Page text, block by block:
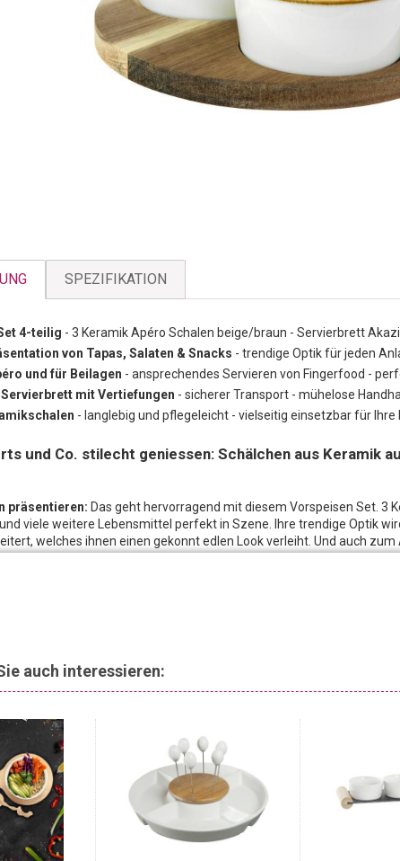
SPEZIFIKATION
4-teilig - 3 Keramik Apéro Schalen beige/braun - Servierbrett
von Tapas, Salaten & Snacks - trendige Optik für jeden
und für Beilagen - ansprechendes Servieren von Fingerfood -
mit Vertiefungen - sicherer Transport - mühelose
- langlebig und pflegeleicht - vielseitig einsetzbar für Ihre
und Co. stilecht geniessen: Schälchen aus Keramik
präsentieren: Das geht hervorragend mit diesem Vorspeisen Set. 3
viele weitere Lebensmittel perfekt in Szene. Ihre trendige Optik
welches ihnen einen gekonnt edlen Look verleiht. Und auch zum
Die Schälchen mit Brett sind aufgrund ihrer Grösse und ihrer Form
Set werden Snacks und andere Köstlichkeiten stilvoll präsentiert.
auch interessieren: